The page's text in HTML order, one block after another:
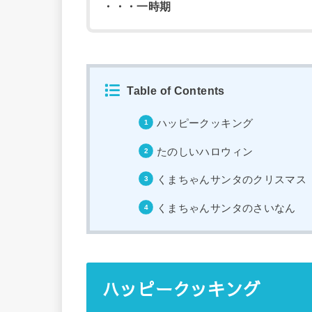
・・・一時期
Table of Contents
ハッピークッキング
たのしいハロウィン
くまちゃんサンタのクリスマス
くまちゃんサンタのさいなん
ハッピークッキング